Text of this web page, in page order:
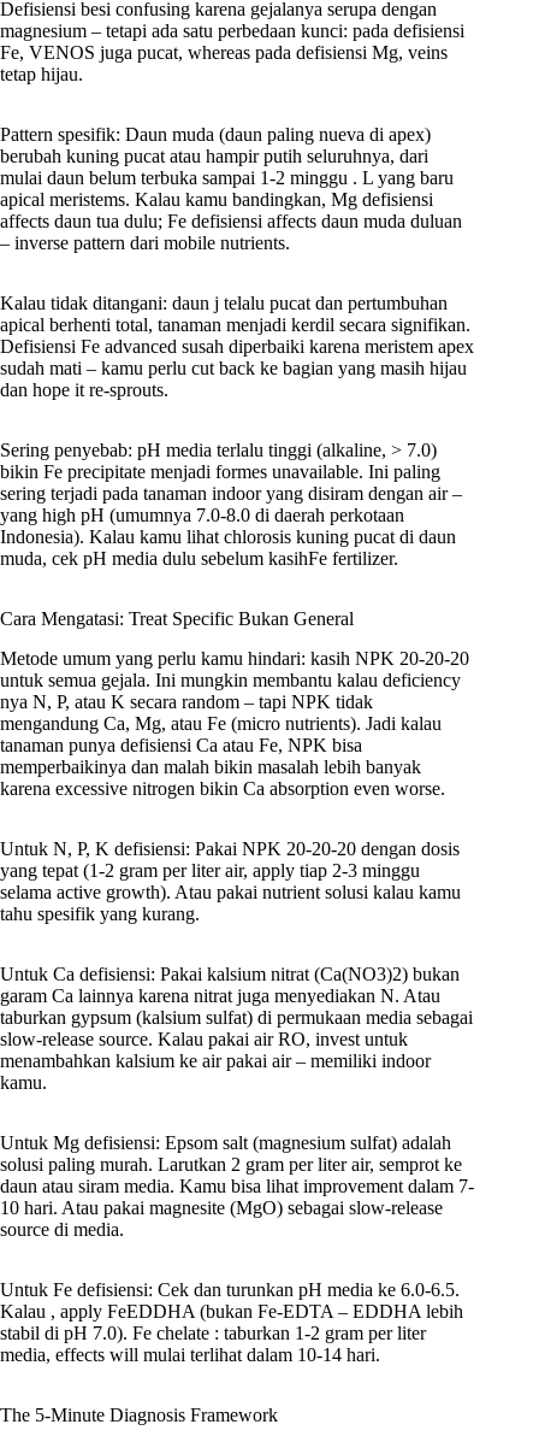
Defisiensi besi confusing karena gejalanya serupa dengan
magnesium – tetapi ada satu perbedaan kunci: pada defisiensi
Fe, VENOS juga pucat, whereas pada defisiensi Mg, veins
tetap hijau.
Pattern spesifik: Daun muda (daun paling nueva di apex)
berubah kuning pucat atau hampir putih seluruhnya, dari
mulai daun belum terbuka sampai 1-2 minggu . L yang baru
apical meristems. Kalau kamu bandingkan, Mg defisiensi
affects daun tua dulu; Fe defisiensi affects daun muda duluan
– inverse pattern dari mobile nutrients.
Kalau tidak ditangani: daun j telalu pucat dan pertumbuhan
apical berhenti total, tanaman menjadi kerdil secara signifikan.
Defisiensi Fe advanced susah diperbaiki karena meristem apex
sudah mati – kamu perlu cut back ke bagian yang masih hijau
dan hope it re-sprouts.
Sering penyebab: pH media terlalu tinggi (alkaline, > 7.0)
bikin Fe precipitate menjadi formes unavailable. Ini paling
sering terjadi pada tanaman indoor yang disiram dengan air –
yang high pH (umumnya 7.0-8.0 di daerah perkotaan
Indonesia). Kalau kamu lihat chlorosis kuning pucat di daun
muda, cek pH media dulu sebelum kasihFe fertilizer.
Cara Mengatasi: Treat Specific Bukan General
Metode umum yang perlu kamu hindari: kasih NPK 20-20-20
untuk semua gejala. Ini mungkin membantu kalau deficiency
nya N, P, atau K secara random – tapi NPK tidak
mengandung Ca, Mg, atau Fe (micro nutrients). Jadi kalau
tanaman punya defisiensi Ca atau Fe, NPK bisa
memperbaikinya dan malah bikin masalah lebih banyak
karena excessive nitrogen bikin Ca absorption even worse.
Untuk N, P, K defisiensi: Pakai NPK 20-20-20 dengan dosis
yang tepat (1-2 gram per liter air, apply tiap 2-3 minggu
selama active growth). Atau pakai nutrient solusi kalau kamu
tahu spesifik yang kurang.
Untuk Ca defisiensi: Pakai kalsium nitrat (Ca(NO3)2) bukan
garam Ca lainnya karena nitrat juga menyediakan N. Atau
taburkan gypsum (kalsium sulfat) di permukaan media sebagai
slow-release source. Kalau pakai air RO, invest untuk
menambahkan kalsium ke air pakai air – memiliki indoor
kamu.
Untuk Mg defisiensi: Epsom salt (magnesium sulfat) adalah
solusi paling murah. Larutkan 2 gram per liter air, semprot ke
daun atau siram media. Kamu bisa lihat improvement dalam 7-
10 hari. Atau pakai magnesite (MgO) sebagai slow-release
source di media.
Untuk Fe defisiensi: Cek dan turunkan pH media ke 6.0-6.5.
Kalau , apply FeEDDHA (bukan Fe-EDTA – EDDHA lebih
stabil di pH 7.0). Fe chelate : taburkan 1-2 gram per liter
media, effects will mulai terlihat dalam 10-14 hari.
The 5-Minute Diagnosis Framework